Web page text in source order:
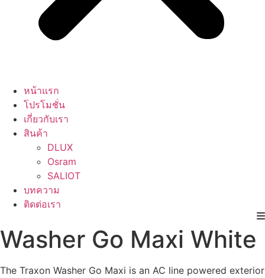
หน้าแรก
โปรโมชั่น
เกี่ยวกับเรา
สินค้า
DLUX
Osram
SALIOT
บทความ
ติดต่อเรา
Washer Go Maxi White
The Traxon Washer Go Maxi is an AC line powered exterior